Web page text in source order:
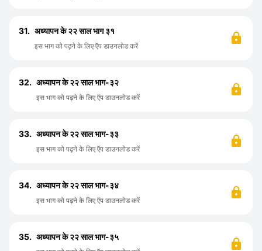
31. अध्यापन के २२ साल भाग ३१
इस भाग को पढ़ने के लिए ऍप डाउनलोड करें
32. अध्यापन के २२ साल भाग-३२
इस भाग को पढ़ने के लिए ऍप डाउनलोड करें
33. अध्यापन के २२ साल भाग-३३
इस भाग को पढ़ने के लिए ऍप डाउनलोड करें
34. अध्यापन के २२ साल भाग-३४
इस भाग को पढ़ने के लिए ऍप डाउनलोड करें
35. अध्यापन के २२ साल भाग-३५